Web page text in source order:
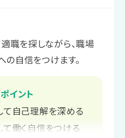
から利用。プログラ
管理やストレス対処法
ながら、個々のペー
た支援計画を立てま
職を探しながら、職場
の自信をつけます。
イント
て自己理解を深める
働く自信をつける